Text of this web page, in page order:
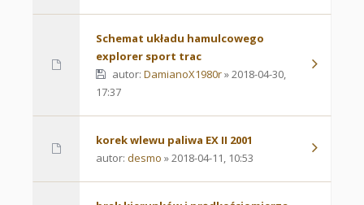
Schemat układu hamulcowego
explorer sport trac
autor: DamianoX1980r» 2018-04-30,
17:37
korek wlewu paliwa EX II 2001
autor: desmo » 2018-04-11, 10:53